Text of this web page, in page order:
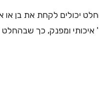
יכולים לקחת את בן או
איכותי ומפנק, כך